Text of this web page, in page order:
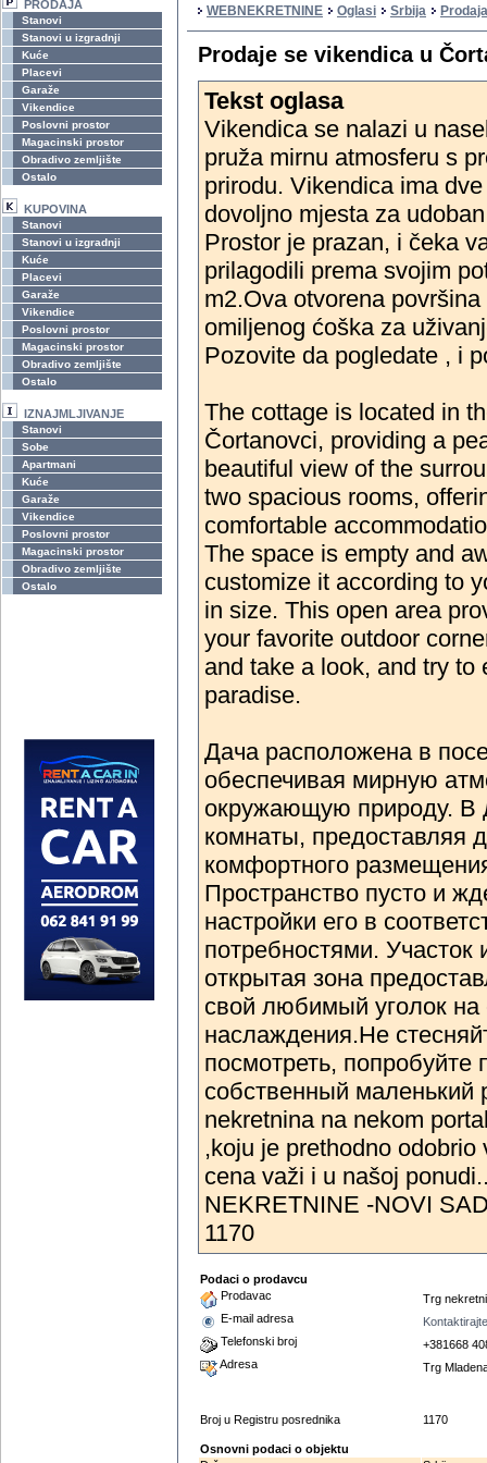
PRODAJA
Stanovi
Stanovi u izgradnji
Kuće
Placevi
Garaže
Vikendice
Poslovni prostor
Magacinski prostor
Obradivo zemljište
Ostalo
KUPOVINA
Stanovi
Stanovi u izgradnji
Kuće
Placevi
Garaže
Vikendice
Poslovni prostor
Magacinski prostor
Obradivo zemljište
Ostalo
IZNAJMLJIVANJE
Stanovi
Sobe
Apartmani
Kuće
Garaže
Vikendice
Poslovni prostor
Magacinski prostor
Obradivo zemljište
Ostalo
WEBNEKRETNINE Oglasi Srbija
Prodaje se vikendica u
Tekst oglasa
Vikendica se nalazi u
pruža mirnu atmosferu s
prirodu. Vikendica ima
dovoljno mjesta za
Prostor je prazan, i čeka
prilagodili prema svojim
m2.Ova otvorena
omiljenog ćoška za
Pozovite da pogledate , i
The cottage is located in
Čortanovci, providing a
beautiful view of the
two spacious rooms,
comfortable
The space is empty and
customize it according to
in size. This open area
your favorite outdoor
and take a look, and try to
paradise.
Дача расположена в
обеспечивая мирную
окружающую природу. В
комнаты, предоставляя
комфортного
Пространство пусто и
настройки его в
потребностями.
открытая зона
свой любимый уголок на
наслаждения.Не
посмотреть, попробуйте
собственный
nekretnina na nekom
,koju je prethodno
cena važi i u našoj
NEKRETNINE -NOVI
1170
Podaci o prodavcu
Prodavac
Trg
E-mail adresa
Telefonski broj
+381668
Adresa
Trg
Broj u Registru posrednika 1170
Osnovni podaci o objektu